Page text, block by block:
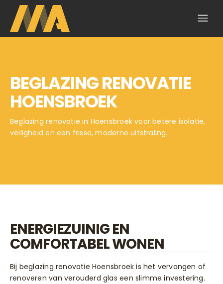
BEGLAZING RENOVATIE
HOENSBROEK
Beglazing renovatie in Hoensbroek voor betere isolatie,
veiligheid en een frisse, moderne uitstraling.
ENERGIEZUINIG EN
COMFORTABEL WONEN
Bij beglazing renovatie Hoensbroek is het vervangen of
renoveren van verouderd glas een slimme investering.